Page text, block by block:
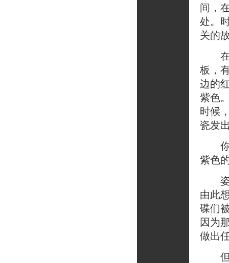
间，
处。
关的
在
板，
边的
紫色
时候
瓷发
你
紫色
姿
由此
碟们
因为
做出
但